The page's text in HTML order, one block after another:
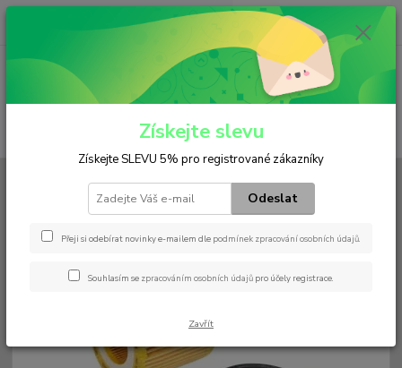
(Po-Pá, 6:30-15 hod.)
ks
0 Kč
HU 7032 z
Získejte slevu
Získejte SLEVU 5% pro registrované zákazníky
Odeslat
Přeji si odebírat novinky e-mailem dle podmínek zpracování osobních údajů.
Souhlasím se zpracováním osobních údajů pro účely registrace.
Zavřít